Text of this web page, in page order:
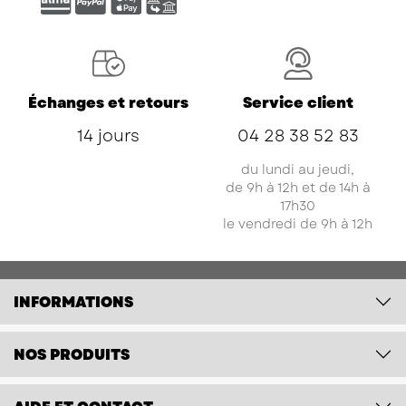
Échanges et retours
14 jours
Service client
04 28 38 52 83
du lundi au jeudi,
de 9h à 12h et de 14h à
17h30
le vendredi de 9h à 12h
INFORMATIONS
NOS PRODUITS